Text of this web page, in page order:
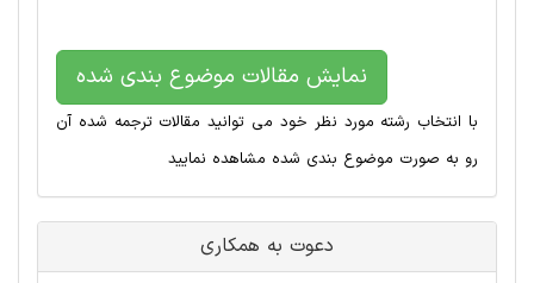
نمایش مقالات موضوع بندی شده
با انتخاب رشته مورد نظر خود می توانید مقالات ترجمه شده آن
رو به صورت موضوع بندی شده مشاهده نمایید
دعوت به همکاری